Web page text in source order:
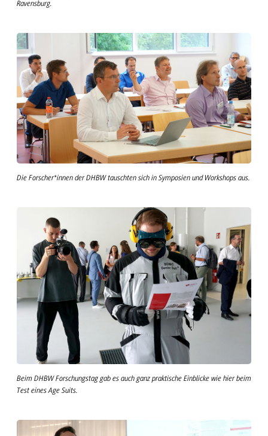
Ravensburg.
Die Forscher*innen der DHBW tauschten sich in Symposien und Workshops aus.
Beim DHBW Forschungstag gab es auch ganz praktische Einblicke wie hier beim
Test eines Age Suits.